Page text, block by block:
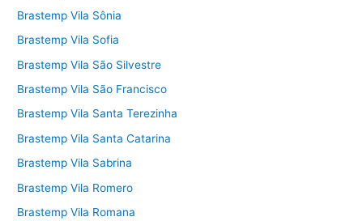
Brastemp Vila Sônia
Brastemp Vila Sofia
Brastemp Vila São Silvestre
Brastemp Vila São Francisco
Brastemp Vila Santa Terezinha
Brastemp Vila Santa Catarina
Brastemp Vila Sabrina
Brastemp Vila Romero
Brastemp Vila Romana